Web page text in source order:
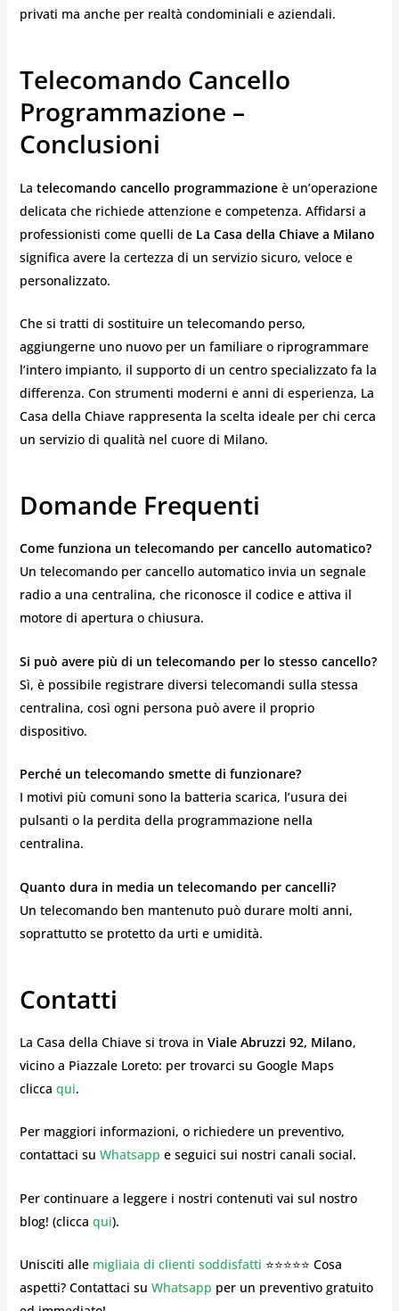
privati ma anche per realtà condominiali e aziendali.
Telecomando Cancello
Programmazione –
Conclusioni
La telecomando cancello programmazioneè un’operazione
delicata che richiede attenzione e competenza. Affidarsi a
professionisti come quelli de La Casa della Chiave a Milano
significa avere la certezza di un servizio sicuro, veloce e
personalizzato.
Che si tratti di sostituire un telecomando perso,
aggiungerne uno nuovo per un familiare o riprogrammare
l’intero impianto, il supporto di un centro specializzato fa la
differenza. Con strumenti moderni e anni di esperienza, La
Casa della Chiave rappresenta la scelta ideale per chi cerca
un servizio di qualità nel cuore di Milano.
Domande Frequenti
Come funziona un telecomando per cancello automatico?
Un telecomando per cancello automatico invia un segnale
radio a una centralina, che riconosce il codice e attiva il
motore di apertura o chiusura.
Si può avere più di un telecomando per lo stesso cancello?
Sì, è possibile registrare diversi telecomandi sulla stessa
centralina, così ogni persona può avere il proprio
dispositivo.
Perché un telecomando smette di funzionare?
I motivi più comuni sono la batteria scarica, l’usura dei
pulsanti o la perdita della programmazione nella
centralina.
Quanto dura in media un telecomando per cancelli?
Un telecomando ben mantenuto può durare molti anni,
soprattutto se protetto da urti e umidità.
Contatti
La Casa della Chiave si trova in Viale Abruzzi 92, Milano,
vicino a Piazzale Loreto: per trovarci su Google Maps
clicca qui.
Per maggiori informazioni, o richiedere un preventivo,
contattaci su Whatsapp e seguici sui nostri canali social.
Per continuare a leggere i nostri contenuti vai sul nostro
blog! (clicca qui).
Unisciti alle migliaia di clienti soddisfatti ⭐⭐⭐⭐⭐ Cosa
aspetti? Contattaci su Whatsapp per un preventivo gratuito